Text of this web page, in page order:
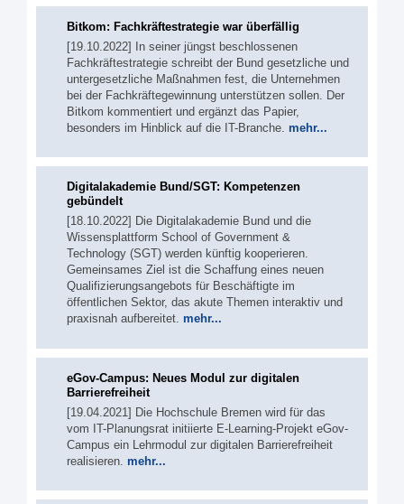
Bitkom: Fachkräftestrategie war überfällig
[19.10.2022] In seiner jüngst beschlossenen
Fachkräftestrategie schreibt der Bund gesetzliche und
untergesetzliche Maßnahmen fest, die Unternehmen
bei der Fachkräftegewinnung unterstützen sollen. Der
Bitkom kommentiert und ergänzt das Papier,
besonders im Hinblick auf die IT-Branche. mehr...
Digitalakademie Bund/SGT: Kompetenzen
gebündelt
[18.10.2022] Die Digitalakademie Bund und die
Wissensplattform School of Government &
Technology (SGT) werden künftig kooperieren.
Gemeinsames Ziel ist die Schaffung eines neuen
Qualifizierungsangebots für Beschäftigte im
öffentlichen Sektor, das akute Themen interaktiv und
praxisnah aufbereitet. mehr...
eGov-Campus: Neues Modul zur digitalen
Barrierefreiheit
[19.04.2021] Die Hochschule Bremen wird für das
vom IT-Planungsrat initiierte E-Learning-Projekt eGov-
Campus ein Lehrmodul zur digitalen Barrierefreiheit
realisieren. mehr...